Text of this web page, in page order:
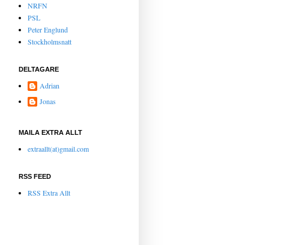
NRFN
PSL
Peter Englund
Stockholmsnatt
DELTAGARE
Adrian
Jonas
MAILA EXTRA ALLT
extraallt(at)gmail.com
RSS FEED
RSS Extra Allt